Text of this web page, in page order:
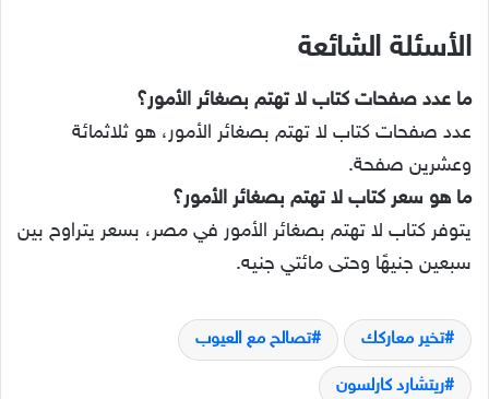
الأسئلة الشائعة
ما عدد صفحات كتاب لا تهتم بصغائر الأمور؟
عدد صفحات كتاب لا تهتم بصغائر الأمور، هو ثلاثمائة
وعشرين صفحة.
ما هو سعر كتاب لا تهتم بصغائر الأمور؟
يتوفر كتاب لا تهتم بصغائر الأمور في مصر، بسعر يتراوح بين
سبعين جنيهًا وحتى مائتي جنيه.
تخير معاركك تصالح مع العيوب
ريتشارد كارلسون